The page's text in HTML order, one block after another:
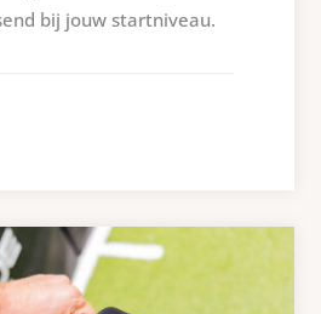
bij jouw startniveau.